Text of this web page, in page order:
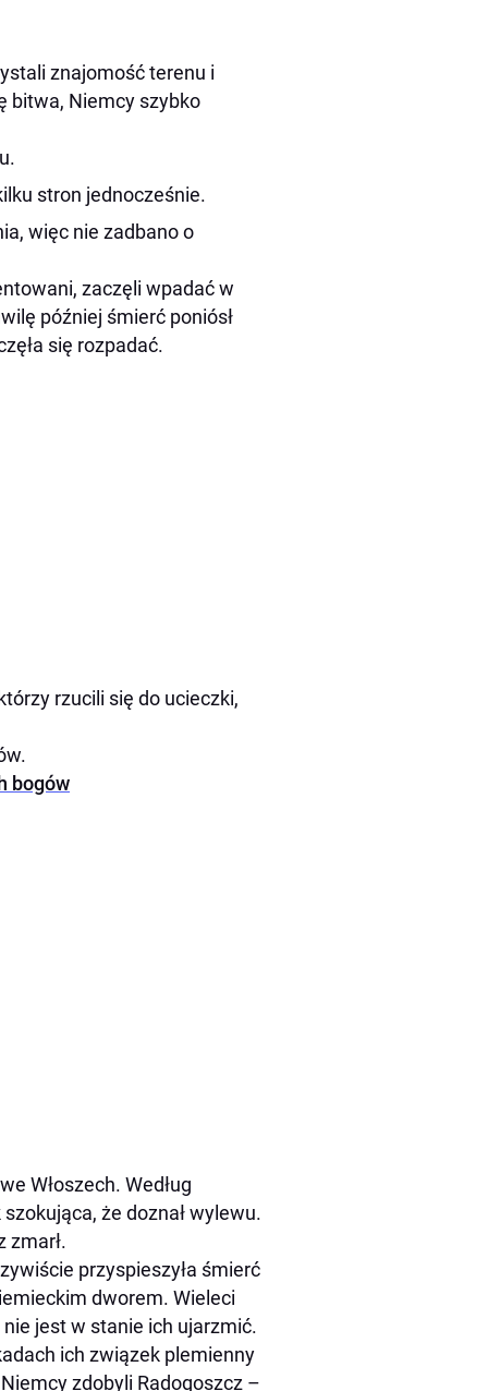
znajomość terenu i
bitwa, Niemcy szybko
stron jednocześnie.
więc nie zadbano o
zaczęli wpadać w
później śmierć poniósł
się rozpadać.
rzucili się do ucieczki,
bogów
Włoszech. Według
że doznał wylewu.
zmarł.
przyspieszyła śmierć
dworem. Wieleci
jest w stanie ich ujarzmić.
ich związek plemienny
zdobyli Radogoszcz –